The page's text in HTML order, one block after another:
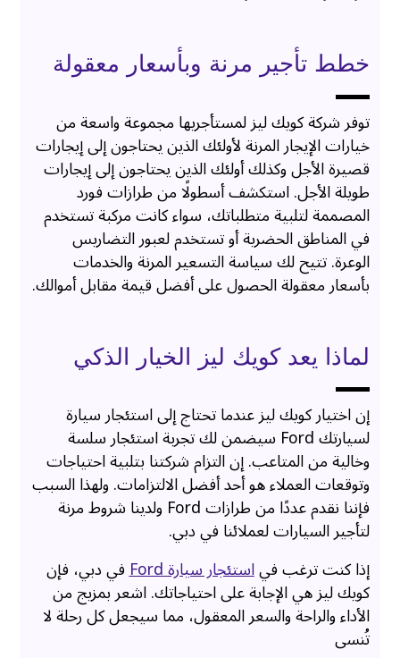
خطط تأجير مرنة وبأسعار معقولة
توفر شركة كويك ليز لمستأجريها مجموعة واسعة من
خيارات الإيجار المرنة لأولئك الذين يحتاجون إلى إيجارات
قصيرة الأجل وكذلك أولئك الذين يحتاجون إلى إيجارات
طويلة الأجل. استكشف أسطولًا من طرازات فورد
المصممة لتلبية متطلباتك، سواء كانت مركبة تستخدم
في المناطق الحضرية أو تستخدم لعبور التضاريس
الوعرة. تتيح لك سياسة التسعير المرنة والخدمات
بأسعار معقولة الحصول على أفضل قيمة مقابل أموالك.
لماذا يعد كويك ليز الخيار الذكي
إن اختيار كويك ليز عندما تحتاج إلى استئجار سيارة
لسيارتك Ford سيضمن لك تجربة استئجار سلسة
وخالية من المتاعب. إن التزام شركتنا بتلبية احتياجات
وتوقعات العملاء هو أحد أفضل الالتزامات. ولهذا السبب
فإننا نقدم عددًا من طرازات Ford ولدينا شروط مرنة
لتأجير السيارات لعملائنا في دبي.
إذا كنت ترغب فياستئجار سيارة Ford في دبي، فإن
كويك ليز هي الإجابة على احتياجاتك. اشعر بمزيج من
الأداء والراحة والسعر المعقول، مما سيجعل كل رحلة لا
تُنسى